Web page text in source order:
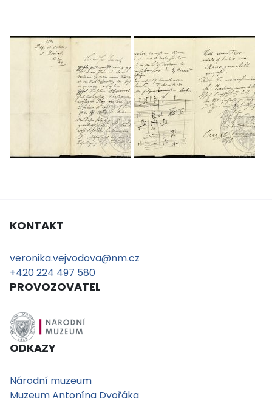
KONTAKT
veronika.vejvodova@nm.cz
+420 224 497 580
PROVOZOVATEL
ODKAZY
Národní muzeum